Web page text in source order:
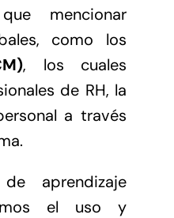
mencionar
como los
, los cuales
de RH, la
a través
aprendizaje
el uso y